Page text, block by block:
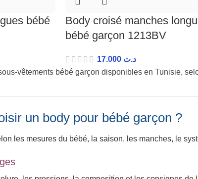
bébé
Body croisé manches
bébé garçon 1213BV
د.ت 17.000
vêtements bébé garçon disponibles en Tunisie,
un body pour bébé garçon ?
les mesures du bébé, la saison, les manches, le